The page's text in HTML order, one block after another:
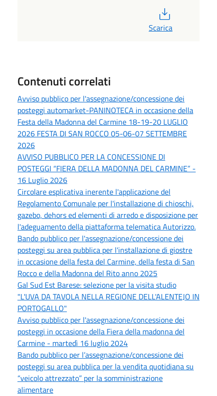
Scarica
Contenuti correlati
Avviso pubblico per l'assegnazione/concessione dei
posteggi automarket-PANINOTECA in occasione della
Festa della Madonna del Carmine 18-19-20 LUGLIO
2026 FESTA DI SAN ROCCO 05-06-07 SETTEMBRE
2026
AVVISO PUBBLICO PER LA CONCESSIONE DI
POSTEGGI “FIERA DELLA MADONNA DEL CARMINE” -
16 Luglio 2026
Circolare esplicativa inerente l'applicazione del
Regolamento Comunale per l'installazione di chioschi,
gazebo, dehors ed elementi di arredo e disposizione per
l'adeguamento della piattaforma telematica Autorizzo.
Bando pubblico per l'assegnazione/concessione dei
posteggi su area pubblica per l'installazione di giostre
in occasione della festa del Carmine, della festa di San
Rocco e della Madonna del Rito anno 2025
Gal Sud Est Barese: selezione per la visita studio
"L'UVA DA TAVOLA NELLA REGIONE DELL'ALENTEJO IN
PORTOGALLO"
Avviso pubblico per l'assegnazione/concessione dei
posteggi in occasione della Fiera della madonna del
Carmine - martedì 16 luglio 2024
Bando pubblico per l’assegnazione/concessione dei
posteggi su area pubblica per la vendita quotidiana su
“veicolo attrezzato” per la somministrazione
alimentare